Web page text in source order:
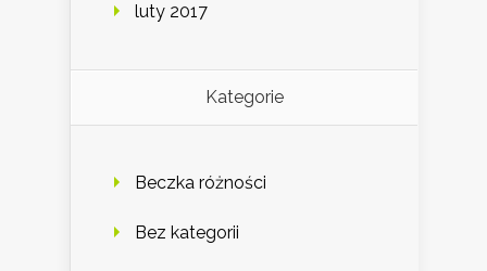
luty 2017
Kategorie
Beczka różności
Bez kategorii